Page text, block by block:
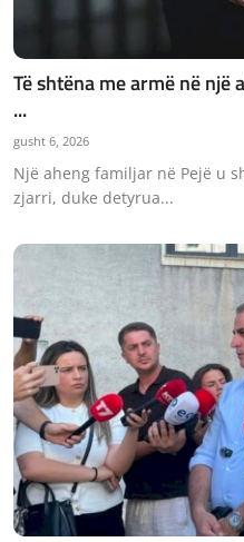
Të shtëna me armë në një
...
gusht 6, 2026
Një aheng familjar në Pejë u
zjarri, duke detyrua...